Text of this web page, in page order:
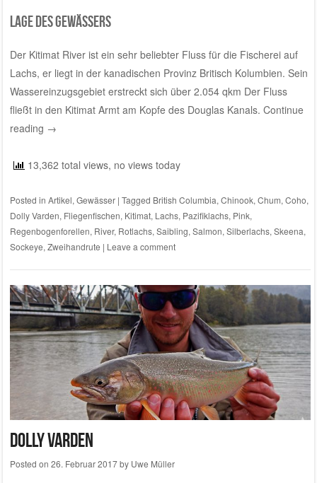
Lage des Gewässers
Der Kitimat River ist ein sehr beliebter Fluss für die Fischerei auf
Lachs, er liegt in der kanadischen Provinz Britisch Kolumbien. Sein
Wassereinzugsgebiet erstreckt sich über 2.054 qkm Der Fluss
fließt in den Kitimat Armt am Kopfe des Douglas Kanals. Continue
reading →
13,362 total views, no views today
Posted in Artikel,Gewässer | Tagged British Columbia,Chinook,Chum,Coho,
Dolly Varden, Fliegenfischen, Kitimat, Lachs, Pazifiklachs, Pink,
Regenbogenforellen, River, Rotlachs,Saibling,Salmon,Silberlachs,Skeena,
Sockeye,Zweihandrute | Leave a comment
Dolly Varden
Posted on 26. Februar 2017by Uwe Müller